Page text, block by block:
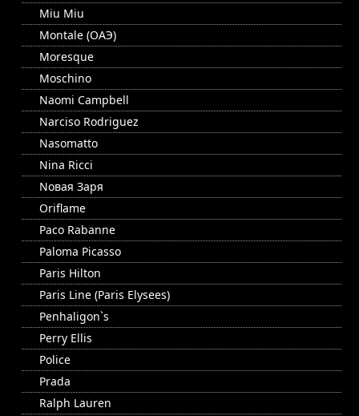
Miu Miu
Montale (ОАЭ)
Moresque
Moschino
Naomi Campbell
Narciso Rodriguez
Nasomatto
Nina Ricci
Nовая Заря
Oriflame
Paco Rabanne
Paloma Picasso
Paris Hilton
Paris Line (Paris Elysees)
Penhaligon`s
Perry Ellis
Police
Prada
Ralph Lauren